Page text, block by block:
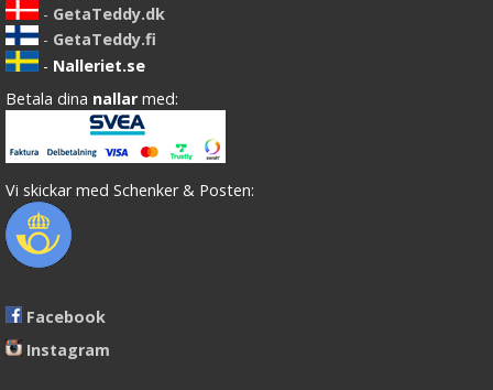
- GetaTeddy.dk
- GetaTeddy.fi
- Nalleriet.se
Betala dina nallar med:
Vi skickar med Schenker & Posten:
Facebook
Instagram